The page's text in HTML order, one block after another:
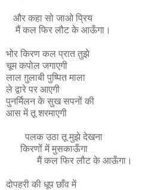
और कहा सो जाओ प्रिय
मैं कल फिर लौट के आऊँगा।
भोर किरण कल प्रात तुझे
चूम कपोल जगाएगी
लाल ग़ुलाबी पुष्पित माला
ले द्वारे पर आएगी
पुनर्मिलन के सुख सपनों की
आस में तू शरमाएगी
पलक उठा तू मुझे देखना
किरणों में मुसकाऊँगा
मैं कल फिर लौट के आऊँगा।
दोपहरी की धूप छाँव में